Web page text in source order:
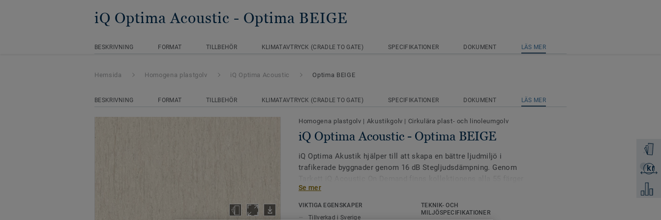
iQ Optima Acoustic - Optima BEIGE
BESKRIVNING FORMAT TILLBEHÖR KLIMATAVTRYCK (CRADLE TO GATE) SPECIFIKATIONER DOKUMENT LÄS MER
Beställ
kr
Jämför
Hemsida Homogena plastgolv iQ Optima Acoustic Optima BEIGE
BESKRIVNING FORMAT TILLBEHÖR KLIMATAVTRYCK (CRADLE TO GATE) SPECIFIKATIONER DOKUMENT LÄS MER
Homogena plastgolv | Akustikgolv | Cirkulära plast- och linoleumgolv
iQ Optima Acoustic - Optima BEIGE
iQ Optima Akustik hjälper till att skapa en bättre ljudmiljö i
trafikerade byggnader genom 16 dB Stegljudsdämpning. Genom
tillgängliga i akustikutförande.
Golvet tillverkas i svenska Ronneby och är designat för
Se mer
VIKTIGA EGENSKAPER
Tillverkad i Sverige
TEKNIK- OCH
MILJÖSPECIFIKATIONER